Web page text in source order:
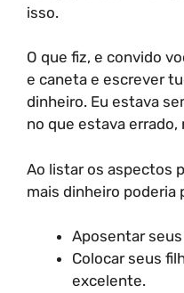
isso.
O que fiz, e convido
e caneta e escrever
dinheiro. Eu estava
no que estava
Ao listar os aspectos
mais dinheiro poderia
Aposentar
Colocar seus
excelente.